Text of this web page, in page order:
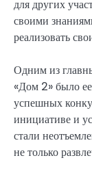
для других
своими
реализовать
Одним из
«Дом 2» было
успешных
инициативе и
стали
не только